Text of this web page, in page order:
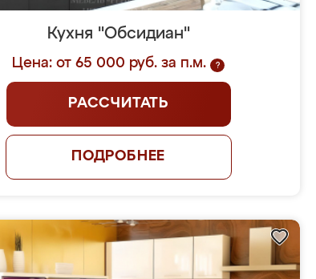
Кухня "Обсидиан"
Цена: от 65 000 руб. за п.м. ?
РАССЧИТАТЬ
ПОДРОБНЕЕ